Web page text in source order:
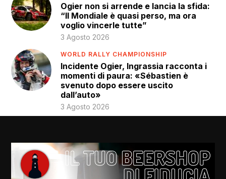
Ogier non si arrende e lancia la sfida:
“Il Mondiale è quasi perso, ma ora
voglio vincerle tutte”
3 Agosto 2026
WORLD RALLY CHAMPIONSHIP
Incidente Ogier, Ingrassia racconta i
momenti di paura: «Sébastien è
svenuto dopo essere uscito
dall’auto»
3 Agosto 2026